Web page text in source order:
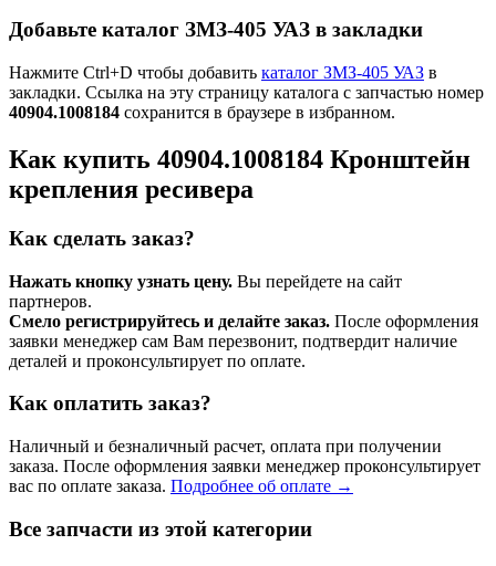
Добавьте каталог ЗМЗ-405 УАЗ в закладки
Нажмите Ctrl+D чтобы добавить каталог ЗМЗ-405 УАЗ в
закладки. Ссылка на эту страницу каталога с запчастью номер
40904.1008184 сохранится в браузере в избранном.
Как купить 40904.1008184 Кронштейн
крепления ресивера
Как сделать заказ?
Нажать кнопку узнать цену. Вы перейдете на сайт
партнеров.
Смело регистрируйтесь и делайте заказ. После оформления
заявки менеджер сам Вам перезвонит, подтвердит наличие
деталей и проконсультирует по оплате.
Как оплатить заказ?
Наличный и безналичный расчет, оплата при получении
заказа. После оформления заявки менеджер проконсультирует
вас по оплате заказа. Подробнее об оплате →
Все запчасти из этой категории